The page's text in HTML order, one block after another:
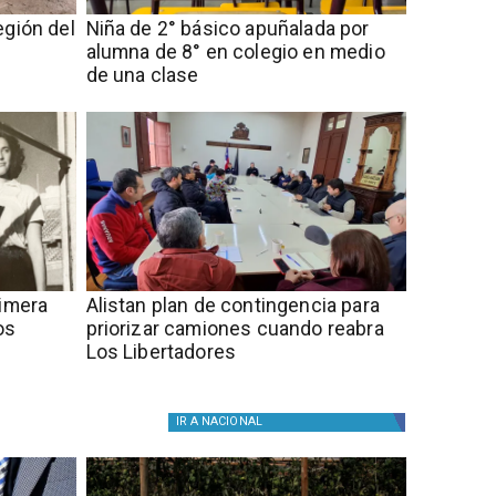
del
Niña de 2° básico apuñalada por
alumna de 8° en colegio en medio
de una clase
Alistan plan de contingencia para
priorizar camiones cuando reabra
Los Libertadores
IR A NACIONAL